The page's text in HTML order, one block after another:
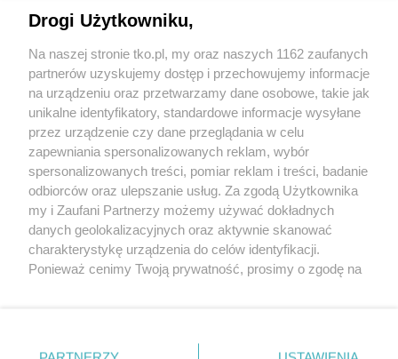
Jak rozpoznać, że soczewki kontaktowe są
Pokaż więcej
Reklama Tematy Archiwum artykułów
Drogi Użytkowniku,
Na naszej stronie tko.pl, my oraz naszych 1162 zaufanych
partnerów uzyskujemy dostęp i przechowujemy informacje
na urządzeniu oraz przetwarzamy dane osobowe, takie jak
unikalne identyfikatory, standardowe informacje wysyłane
przez urządzenie czy dane przeglądania w celu
zapewniania spersonalizowanych reklam, wybór
spersonalizowanych treści, pomiar reklam i treści, badanie
odbiorców oraz ulepszanie usług. Za zgodą Użytkownika
my i Zaufani Partnerzy możemy używać dokładnych
danych geolokalizacyjnych oraz aktywnie skanować
charakterystykę urządzenia do celów identyfikacji.
Ponieważ cenimy Twoją prywatność, prosimy o zgodę na
znajdujący się w lewym dolnym rogu strony
. Niektóre